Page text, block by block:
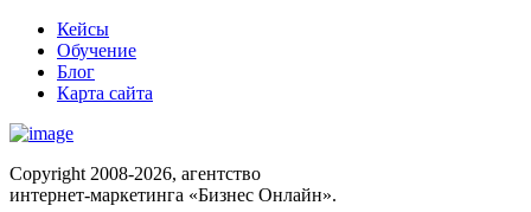
Кейсы
Обучение
Блог
Карта сайта
Copyright 2008-2026, агентство
интернет-маркетинга «Бизнес Онлайн».